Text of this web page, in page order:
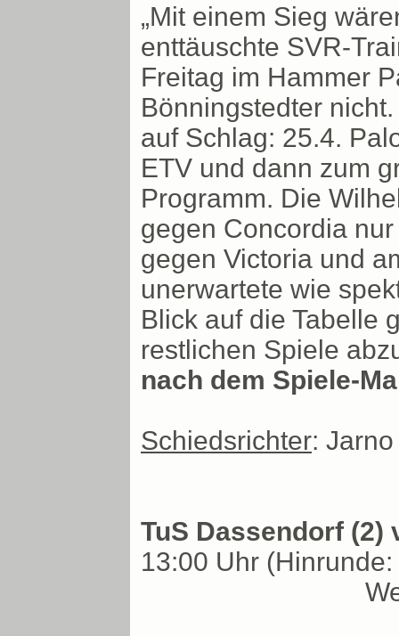
„Mit einem Sieg
enttäuschte SVR-
Freitag im Hammer
Bönningstedter
auf Schlag: 25.4.
ETV und dann zum
Programm. Die
gegen Concordia
gegen Victoria und
unerwartete wie
Blick auf die Tabelle
restlichen Spiele
nach dem Spiele-
Schiedsrichter:
TuS Dassendorf (2)
13:00 Uhr (Hinrunde: